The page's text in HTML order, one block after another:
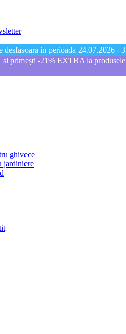
desfasoara in perioada 24.07.2026
primești -21% EXTRA la produsele
ghivece
jardiniere